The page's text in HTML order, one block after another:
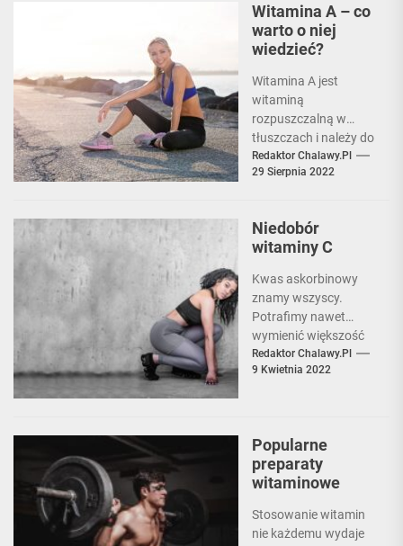
Witamina A – co
warto o niej
wiedzieć?
Witamina A jest
witaminą
rozpuszczalną w
tłuszczach i należy do
grupy retinoidów,
która jest ważna dla
zdrowia oczu...
Redaktor Chalawy.pl
29 Sierpnia 2022
Niedobór
witaminy C
Kwas askorbinowy
znamy wszyscy.
Potrafimy nawet
wymienić większość
produktów, które tę
witaminę zawierają.
Redaktor Chalawy.pl
9 Kwietnia 2022
Popularne
preparaty
witaminowe
Stosowanie witamin
nie każdemu wydaje